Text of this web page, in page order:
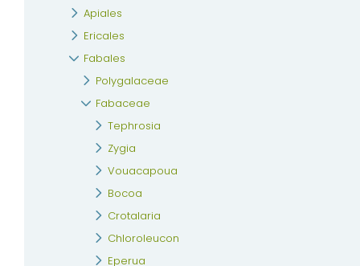
Apiales
Ericales
Fabales
Polygalaceae
Fabaceae
Tephrosia
Zygia
Vouacapoua
Bocoa
Crotalaria
Chloroleucon
Eperua